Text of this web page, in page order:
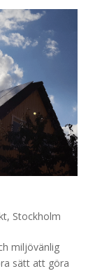
, Stockholm
miljövänlig
sätt att göra